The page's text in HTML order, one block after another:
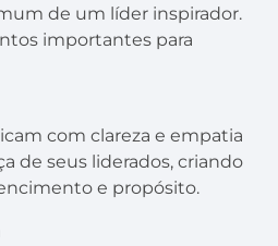
de um líder inspirador.
importantes para
com clareza e empatia
de seus liderados, criando
e propósito.